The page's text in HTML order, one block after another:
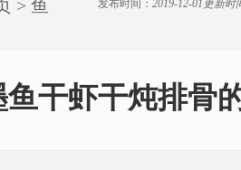
发布时间： 2019-12-01 更新时
> 鱼
鱼干虾干炖排骨